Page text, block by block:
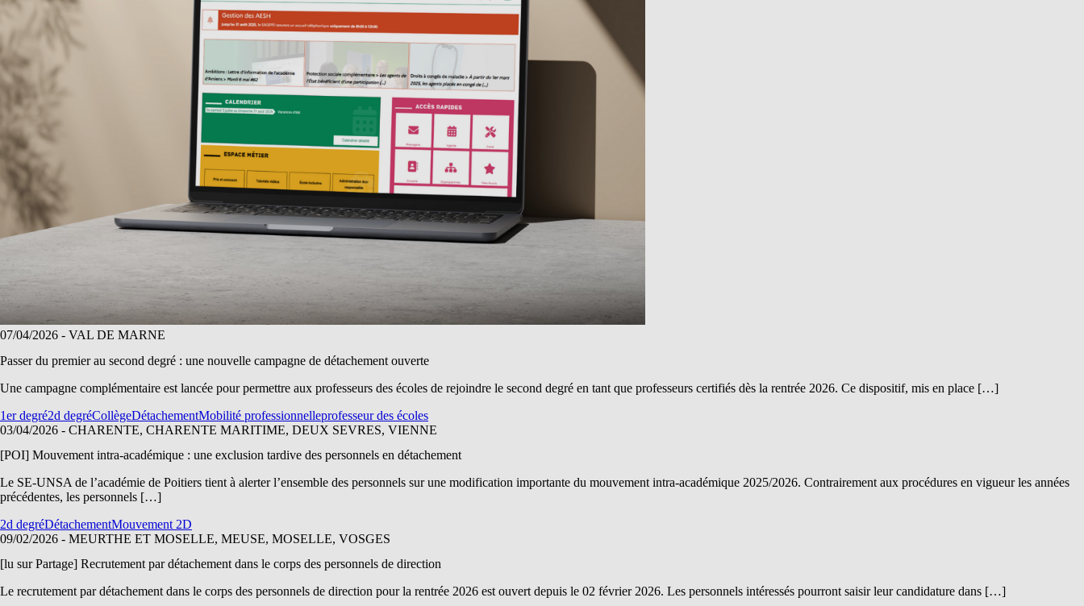
07/04/2026 - VAL DE MARNE
Passer du premier au second degré : une nouvelle campagne de détachement ouverte
Une campagne complémentaire est lancée pour permettre aux professeurs des écoles de rejoindre le second degré en tant que professeurs certifiés dès la rentrée 2026. Ce dispositif, mis en place […]
1er degré2d degréCollègeDétachementMobilité professionnelleprofesseur des écoles
03/04/2026 - CHARENTE, CHARENTE MARITIME, DEUX SEVRES, VIENNE
[POI] Mouvement intra-académique : une exclusion tardive des personnels en détachement
Le SE-UNSA de l’académie de Poitiers tient à alerter l’ensemble des personnels sur une modification importante du mouvement intra-académique 2025/2026. Contrairement aux procédures en vigueur les années
précédentes, les personnels […]
2d degréDétachementMouvement 2D
09/02/2026 - MEURTHE ET MOSELLE, MEUSE, MOSELLE, VOSGES
[lu sur Partage] Recrutement par détachement dans le corps des personnels de direction
Le recrutement par détachement dans le corps des personnels de direction pour la rentrée 2026 est ouvert depuis le 02 février 2026. Les personnels intéressés pourront saisir leur candidature dans […]